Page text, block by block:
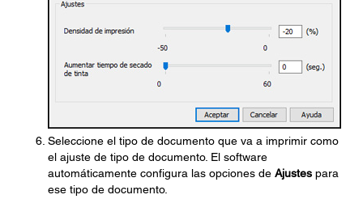
Seleccione el tipo de documento que va a imprimir como
el ajuste de tipo de documento. El software
automáticamente configura las opciones de Ajustes para
ese tipo de documento.